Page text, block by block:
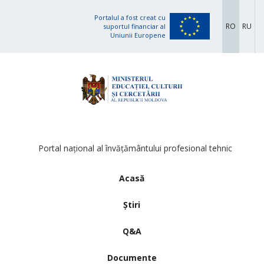
Portalul a fost creat cu
suportul financiar al
Uniunii Europene
RO RU
Portal național al învățământului profesional tehnic
Acasă
Știri
Q&A
Documente